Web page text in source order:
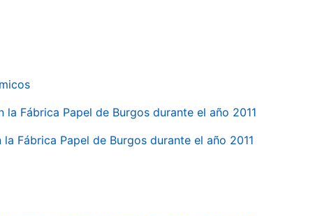
Fábrica Papel de Burgos durante el año 2011
Fábrica Papel de Burgos durante el año 2011